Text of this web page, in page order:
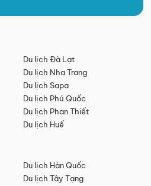
Du lịch Đà Lạt
Du lịch Nha Trang
Du lịch Sapa
Du lịch Phú Quốc
Du lịch Phan Thiết
Du lịch Huế
Du lịch Hàn Quốc
Du lịch Tây Tạng